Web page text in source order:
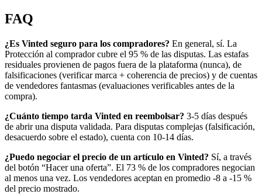
FAQ
¿Es Vinted seguro para los compradores? En general, sí. La
Protección al comprador cubre el 95 % de las disputas. Las estafas
residuales provienen de pagos fuera de la plataforma (nunca), de
falsificaciones (verificar marca + coherencia de precios) y de cuentas
de vendedores fantasmas (evaluaciones verificables antes de la
compra).
¿Cuánto tiempo tarda Vinted en reembolsar? 3-5 días después
de abrir una disputa validada. Para disputas complejas (falsificación,
desacuerdo sobre el estado), cuenta con 10-14 días.
¿Puedo negociar el precio de un artículo en Vinted? Sí, a través
del botón “Hacer una oferta”. El 73 % de los compradores negocian
al menos una vez. Los vendedores aceptan en promedio -8 a -15 %
del precio mostrado.